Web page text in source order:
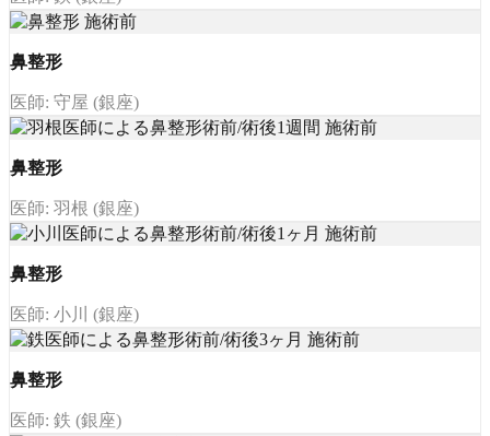
鼻整形
医師: 守屋 (銀座)
鼻整形
医師: 羽根 (銀座)
鼻整形
医師: 小川 (銀座)
鼻整形
医師: 鉄 (銀座)